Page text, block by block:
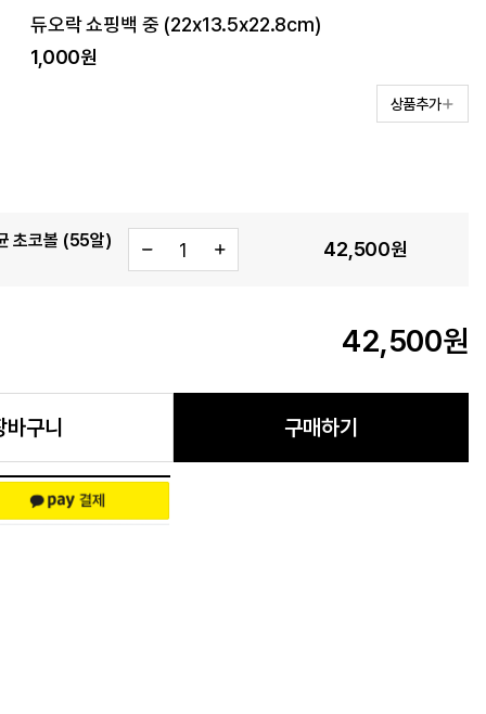
듀오락 쇼핑백 중 (22x13.5x22.8cm)
1,000원
상품추가
초코볼 (55알) 42,500원
42,500원
바구니 구매하기